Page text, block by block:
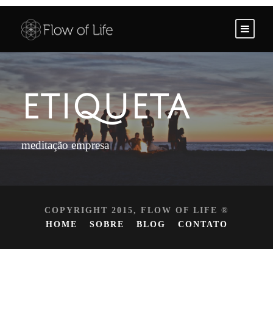
ETIQUETA
meditação empresa
COPYRIGHT 2015, FLOW OF LIFE ®
HOME
SOBRE BLOG CONTATO